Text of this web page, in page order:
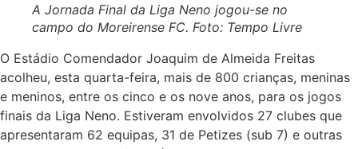
A Jornada Final da Liga Neno jogou-se no
campo do Moreirense FC. Foto: Tempo Livre
O Estádio Comendador Joaquim de Almeida Freitas
acolheu, esta quarta-feira, mais de 800 crianças, meninas
e meninos, entre os cinco e os nove anos, para os jogos
finais da Liga Neno. Estiveram envolvidos 27 clubes que
apresentaram 62 equipas, 31 de Petizes (sub 7) e outras